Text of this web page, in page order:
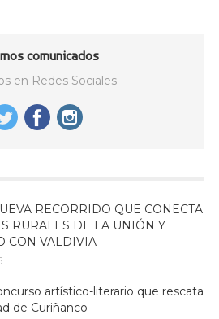
comunicados
en Redes Sociales
RECORRIDO QUE CONECTA
RURALES DE LA UNIÓN Y
CON VALDIVIA
artístico-literario que rescata
de Curiñanco